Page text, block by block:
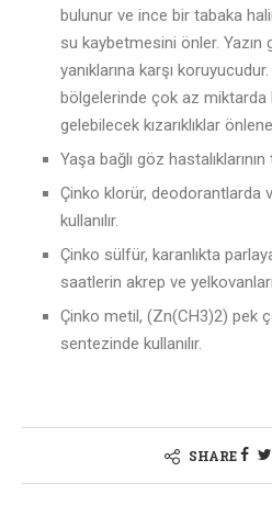
bulunur ve ince bir tabaka
su kaybetmesini önler. Yazın
yanıklarına karşı
bölgelerinde çok az miktarda
gelebilecek kızarıklıklar
Yaşa bağlı göz
Çinko klorür, deodorantlarda
kullanılır.
Çinko sülfür, karanlıkta
saatlerin akrep ve
Çinko metil, (Zn(CH3)2) pek
sentezinde kullanılır.
SHARE